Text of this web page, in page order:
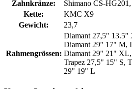
Zahnkränze:
Shimano CS-
Kette:
KMC X9
Gewicht:
23,7
Rahmengrössen:
Diamant 27,5" 13.5"
Diamant 29" 17" M,
Diamant 29" 21"
Trapez 27,5" 15" S,
29" 19" L